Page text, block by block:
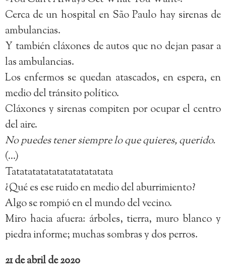
Cerca de un hospital en São Paulo hay sirenas de
ambulancias.
Y también cláxones de autos que no dejan pasar a
las ambulancias.
Los enfermos se quedan atascados, en espera, en
medio del tránsito político.
Cláxones y sirenas compiten por ocupar el centro
del aire.
No puedes tener siempre lo que quieres, querido.
(…)
Tatatatatatatatatatatatata
¿Qué es ese ruido en medio del aburrimiento?
Algo se rompió en el mundo del vecino.
Miro hacia afuera: árboles, tierra, muro blanco y
piedra informe; muchas sombras y dos perros.
21 de abril de 2020